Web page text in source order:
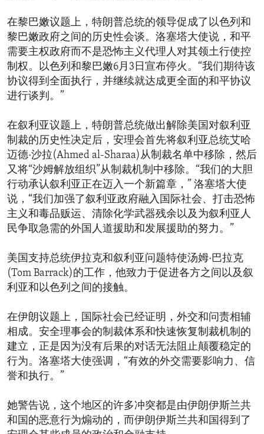
在黎巴嫩议题上，特朗普总统的领导促成了以色列和
黎巴嫩政府之间的历史性会谈。洛塞塔大使说，和平
需要主权政府而不是恐怖主义代理人对其领土行使控
制权。以色列和黎巴嫩6月3日宣布停火。“我们期待该
协议得到全面执行，并继续就达成更全面的和平协议
进行谈判。”
在叙利亚议题上，特朗普总统做出解除美国对叙利亚
制裁的历史性决定后，安理会首先将叙利亚总统艾哈
迈德·沙拉(Ahmed al-Sharaa)从制裁名单中移除，然后
又将“沙姆解放组织”从制裁机制中移除。“我们的大胆
行动承认叙利亚正在迈入一个新篇章，” 洛塞塔大使
说，“我们加强了叙利亚政府融入国际社会、打击恐怖
主义和毒品贩运、清除化学武器残余以及为叙利亚人
民争取急需的外国人道援助和发展援助的努力。”
美国支持总统伊拉克和叙利亚问题特使汤姆·巴拉克
(Tom Barrack)的工作，他致力于促进各方之间以及叙
利亚和以色列之间的接触。
在伊朗议题上，国际社会已经证明，外交和问责相辅
相成。安全理事会的制裁体系和快速恢复制裁机制的
建立，正是因为没有后果的对话无法阻止颠覆稳定的
行为。洛塞塔大使强调，“有效的外交需要影响力、信
誉和执行。”
她警告说，这个地区的许多冲突都是由伊朗伊斯兰共
和国的恶意行为煽动的，而伊朗伊斯兰共和国得到了